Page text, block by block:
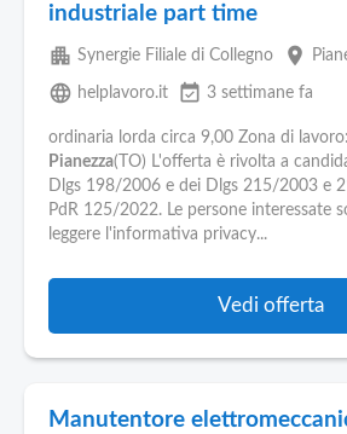
industriale part time
apartment Synergie Filiale di Collegno place
language helplavoro.it event_available 3 settimane fa
ordinaria lorda circa 9,00 Zona di
Pianezza(TO) L'offerta è rivolta a
Dlgs 198/2006 e dei Dlgs 215/2003 e
PdR 125/2022. Le persone interessate
leggere l'informativa privacy...
Vedi offerta
Manutentore